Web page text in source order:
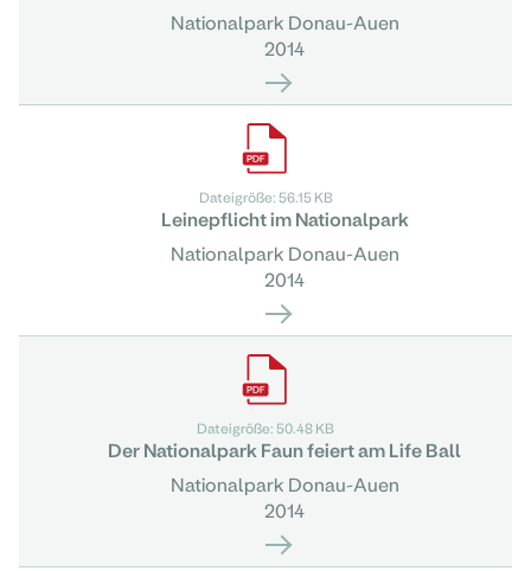
Nationalpark Donau-Auen
2014
Dateigröße: 56.15 KB
Leinepflicht im Nationalpark
Nationalpark Donau-Auen
2014
Dateigröße: 50.48 KB
Der Nationalpark Faun feiert am Life Ball
Nationalpark Donau-Auen
2014